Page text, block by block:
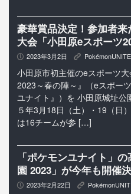
豪華賞品決定！参加者
大会「小田原eスポーツ
P 2023年3月2日 K PokémonUNITE
小田原市初主催のeスポーツ
2023～春の陣～』（eスポー
ユナイト』）を 小田原城址
５年3月18日（土）・19（日
は16チームが参 […]
「ポケモンユナイト」
園 2023」が今年も開催
P 2023年2月22日 K